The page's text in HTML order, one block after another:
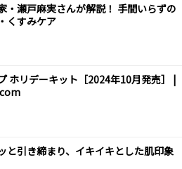
・瀬戸麻実さんが解説！ 手間いらずの
くすみケア
ホリデーキット［2024年10月発売］ |
と引き締まり、イキイキとした肌印象